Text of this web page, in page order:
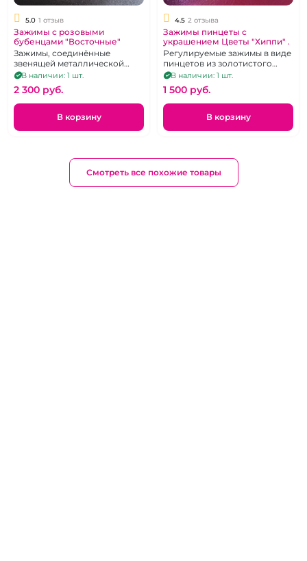
5.0 1 отзыв
Зажимы с розовыми
бубенцами "Восточные"
Зажимы, соединённые
звенящей металлической
цепочкой
В наличии: 1 шт.
2 300 pуб.
В корзину
4.5 2 отзыва
Зажимы пинцеты с
украшением Цветы "Хиппи" .
Регулируемые зажимы в виде
пинцетов из золотистого
металла.
В наличии: 1 шт.
1 500 pуб.
В корзину
Смотреть все похожие товары